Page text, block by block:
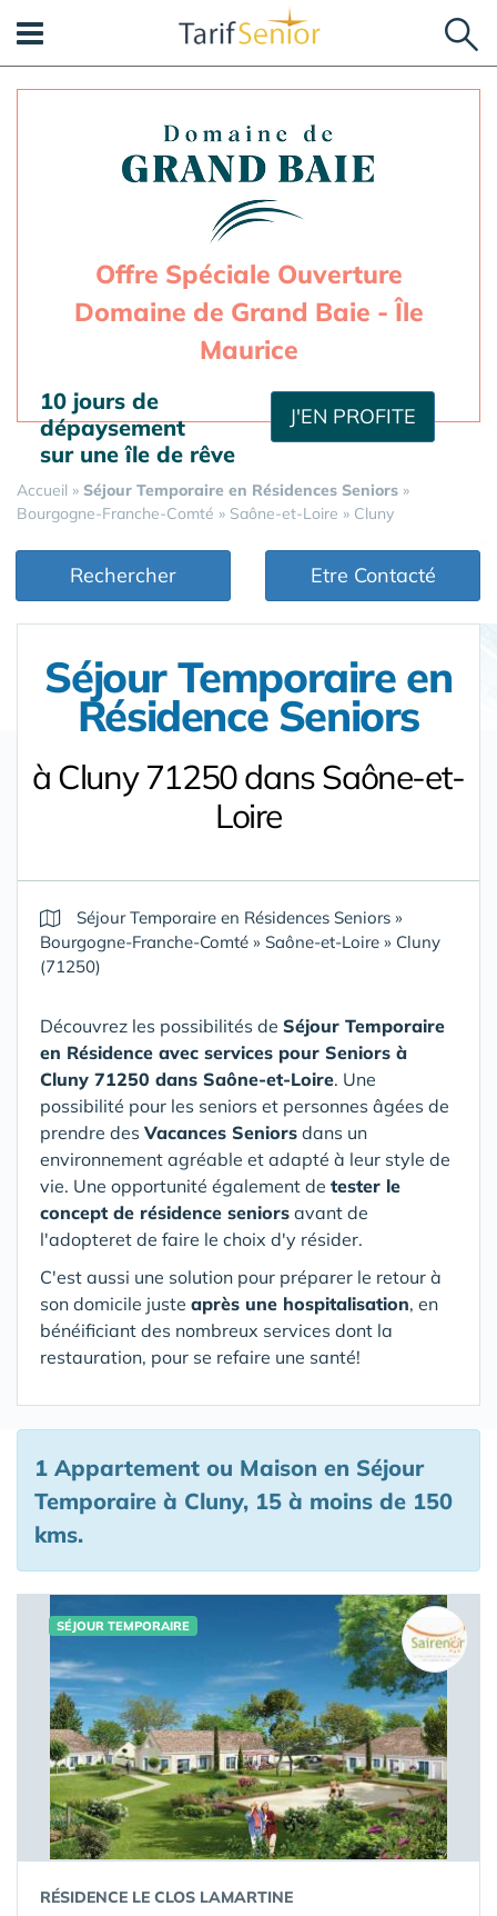
Offre Spéciale Ouverture
Domaine de Grand Baie - Île
Maurice
J'EN PROFITE
10 jours de
dépaysement
sur une île de rêve
Accueil » Séjour Temporaire en Résidences Seniors »
Bourgogne-Franche-Comté » Saône-et-Loire » Cluny
Rechercher Etre Contacté
Séjour Temporaire en
Résidence Seniors
à Cluny 71250 dans Saône-et-
Loire
Séjour Temporaire en Résidences Seniors »
Bourgogne-Franche-Comté » Saône-et-Loire » Cluny
(71250)
Découvrez les possibilités de Séjour Temporaire
en Résidence avec services pour Seniors à
Cluny 71250 dans Saône-et-Loire. Une
possibilité pour les seniors et personnes âgées de
prendre des Vacances Seniors dans un
environnement agréable et adapté à leur style de
vie. Une opportunité également de tester le
concept de résidence seniors avant de
l'adopteret de faire le choix d'y résider.
C'est aussi une solution pour préparer le retour à
son domicile juste après une hospitalisation, en
bénéificiant des nombreux services dont la
restauration, pour se refaire une santé!
1 Appartement ou Maison en Séjour
Temporaire à Cluny, 15 à moins de 150
kms.
SÉJOUR TEMPORAIRE
RÉSIDENCE LE CLOS LAMARTINE